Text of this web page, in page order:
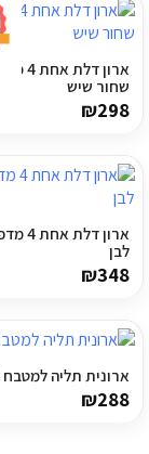
שחור שיש
₪298
לבן
₪348
ארונית תליה למטבח DAR
₪288